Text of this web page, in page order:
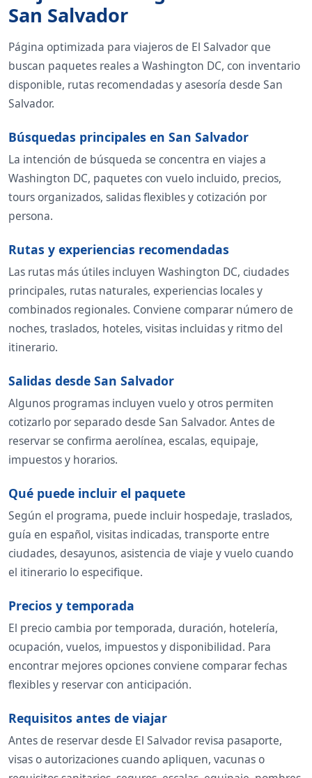
San Salvador
Página optimizada para viajeros de El Salvador que
buscan paquetes reales a Washington DC, con inventario
disponible, rutas recomendadas y asesoría desde San
Salvador.
Búsquedas principales en San Salvador
La intención de búsqueda se concentra en viajes a
Washington DC, paquetes con vuelo incluido, precios,
tours organizados, salidas flexibles y cotización por
persona.
Rutas y experiencias recomendadas
Las rutas más útiles incluyen Washington DC, ciudades
principales, rutas naturales, experiencias locales y
combinados regionales. Conviene comparar número de
noches, traslados, hoteles, visitas incluidas y ritmo del
itinerario.
Salidas desde San Salvador
Algunos programas incluyen vuelo y otros permiten
cotizarlo por separado desde San Salvador. Antes de
reservar se confirma aerolínea, escalas, equipaje,
impuestos y horarios.
Qué puede incluir el paquete
Según el programa, puede incluir hospedaje, traslados,
guía en español, visitas indicadas, transporte entre
ciudades, desayunos, asistencia de viaje y vuelo cuando
el itinerario lo especifique.
Precios y temporada
El precio cambia por temporada, duración, hotelería,
ocupación, vuelos, impuestos y disponibilidad. Para
encontrar mejores opciones conviene comparar fechas
flexibles y reservar con anticipación.
Requisitos antes de viajar
Antes de reservar desde El Salvador revisa pasaporte,
visas o autorizaciones cuando apliquen, vacunas o